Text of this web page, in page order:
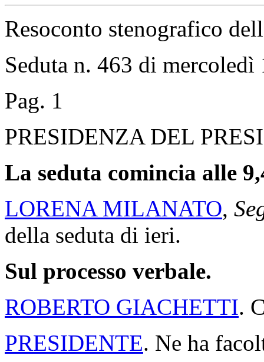
Resoconto stenografico
Seduta n. 463 di mercoledì
Pag. 1
PRESIDENZA DEL
La seduta comincia alle
LORENA MILANATO,
della seduta di ieri.
Sul processo verbale.
ROBERTO GIACHETTI.
PRESIDENTE. Ne ha